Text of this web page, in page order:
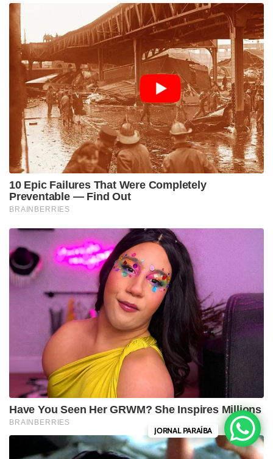
JORNAL PARAÍBA